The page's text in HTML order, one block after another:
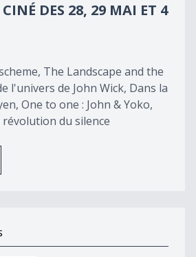
CINÉ DES 28, 29 MAI ET 4
The Landscape and the
l'univers de John Wick, Dans la
One to one : John & Yoko,
du silence